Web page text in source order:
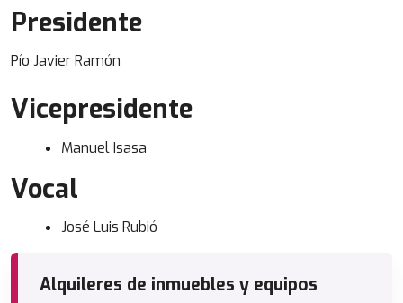
Presidente
Pío Javier Ramón
Vicepresidente
Manuel Isasa
Vocal
José Luis Rubió
Alquileres de inmuebles y equipos